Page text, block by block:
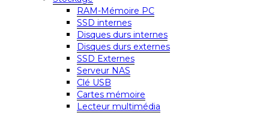
RAM-Mémoire PC
SSD internes
Disques durs internes
Disques durs externes
SSD Externes
Serveur NAS
Clé USB
Cartes mémoire
Lecteur multimédia